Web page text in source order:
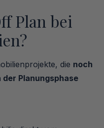
Plan bei
die noch
Planungsphase